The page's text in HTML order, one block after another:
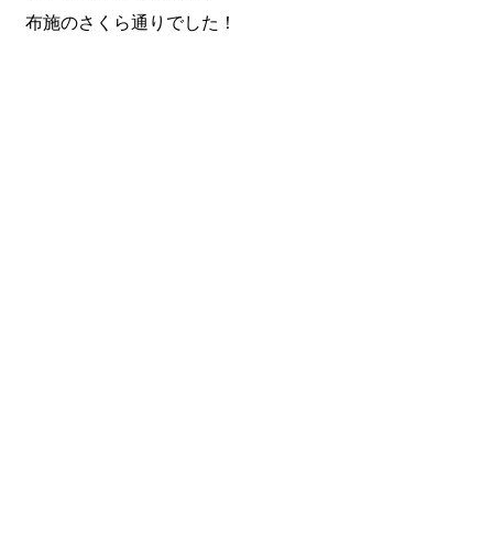
布施のさくら通りでした！